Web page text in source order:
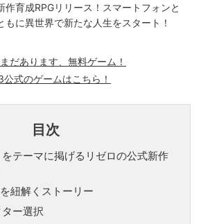
作育成RPGリリース！スマートフォンと
もに異世界で新たな人生をスタート！
だあります、無料ゲーム！
公式のゲームはこちら！
目次
をテーマに掲げるリゼロの公式新作
紐解くストーリー
ー選択